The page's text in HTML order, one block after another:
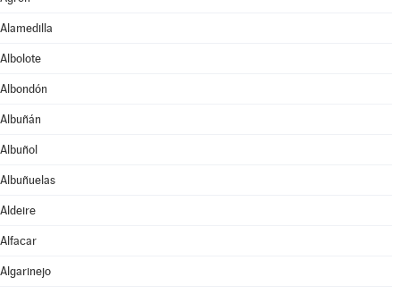
Alamedilla
Albolote
Albondón
Albuñán
Albuñol
Albuñuelas
Aldeire
Alfacar
Algarinejo